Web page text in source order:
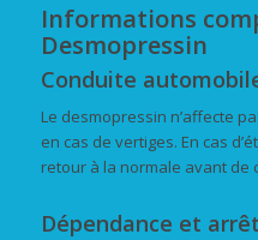
Informations
Desmopressin
Conduite
Le desmopressin n’affecte
en cas de vertiges. En cas
retour à la normale avant de
Dépendance et